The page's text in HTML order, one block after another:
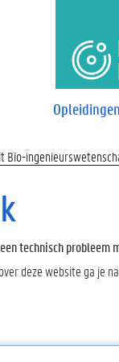
Opleidingen
Bio-
technisch probleem
deze website ga je